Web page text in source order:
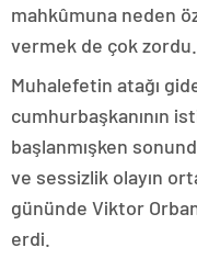
mahkûmuna neden
vermek de çok zordu.
Muhalefetin atağı
cumhurbaşkanının
başlanmışken
ve sessizlik olayın
gününde Viktor
erdi.